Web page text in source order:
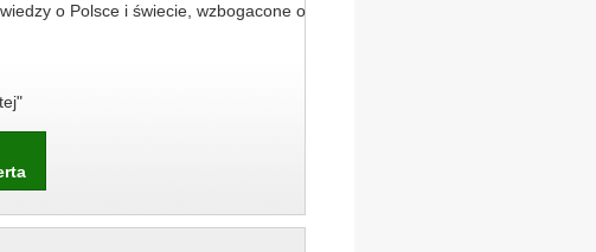
o Polsce i świecie, wzbogacone o